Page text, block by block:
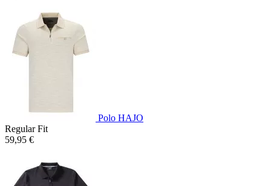
Polo HAJO
Regular Fit
59,95 €